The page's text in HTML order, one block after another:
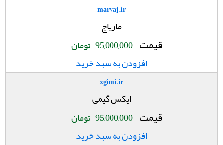
maryaj.ir
ماریاج
قیمت 95,000,000 تومان
افزودن به سبد خرید
xgimi.ir
ایکس گیمی
قیمت 95,000,000 تومان
افزودن به سبد خرید